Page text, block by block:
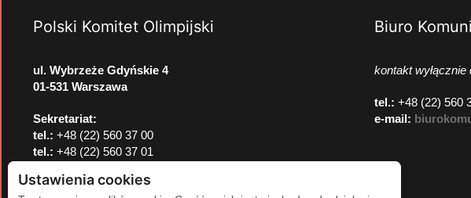
Polski Komitet Olimpijski
ul. Wybrzeże Gdyńskie 4
01-531 Warszawa
Sekretariat:
tel.: +48 (22) 560 37 00
tel.: +48 (22) 560 37 01
Biuro
kontakt wyłącznie
tel.: +48 (22) 560
e-mail:
Ustawienia cookies